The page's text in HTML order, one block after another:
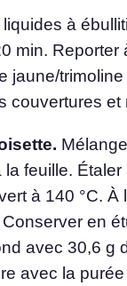
à
min. Reporter
jaune/
couvertures et
feuille.
à 140 °C. À
en
avec 30,6 g
avec la